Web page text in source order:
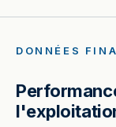
DONNÉES